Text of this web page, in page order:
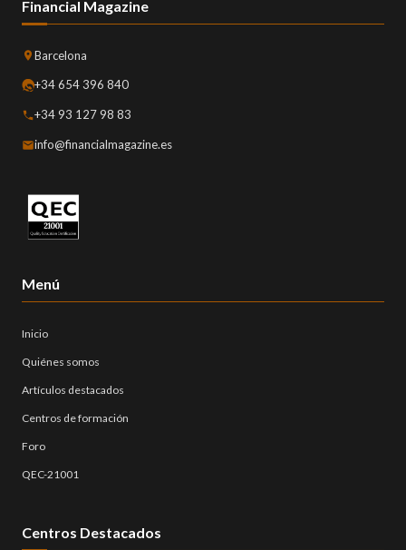
Financial Magazine
Barcelona
+34 654 396 840
+34 93 127 98 83
info@financialmagazine.es
Menú
Inicio
Quiénes somos
Artículos destacados
Centros de formación
Foro
QEC-21001
Centros Destacados